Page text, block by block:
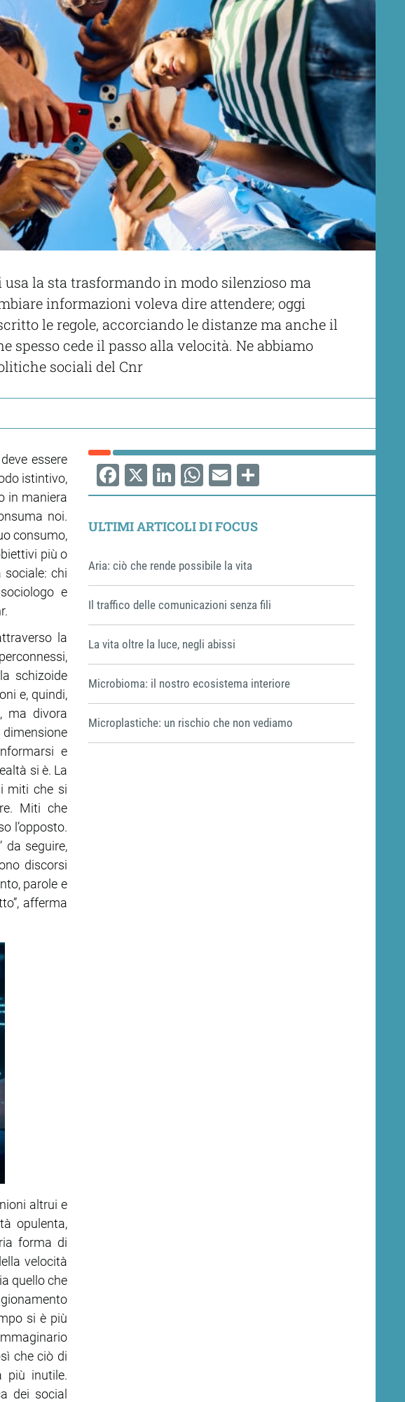
la sta trasformando in modo silenzioso ma
informazioni voleva dire attendere; oggi
le regole, accorciando le distanze ma anche il
cede il passo alla velocità. Ne abbiamo
sociali del Cnr
essere
istintivo,
in maniera
noi.
consumo,
più o
chi
e
la
schizoide
e, quindi,
ma divora
e
si è. La
miti che si
Miti che
l’opposto.
da seguire,
di­scorsi
parole e
afferma
altrui e
opulenta,
forma di
velocità
quello che
si è più
che ciò di
più inutile.
dei social
Facebook
X LinkedIn
WhatsApp
EmailShare
ULTIMI ARTICOLI DI FOCUS
Aria: ciò che rende possibile la vita
Il traffico delle comunicazioni senza fili
La vita oltre la luce, negli abissi
Microbioma: il nostro ecosistema interiore
Microplastiche: un rischio che non vediamo